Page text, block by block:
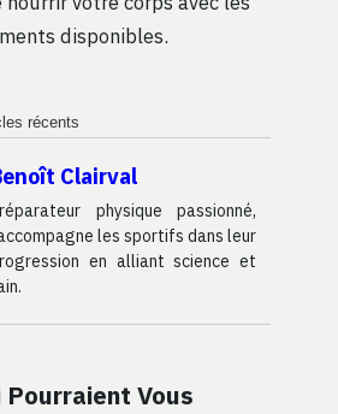
disponibles.
récents
Clairval
physique passionné,
les sportifs dans leur
en alliant science et
Vous